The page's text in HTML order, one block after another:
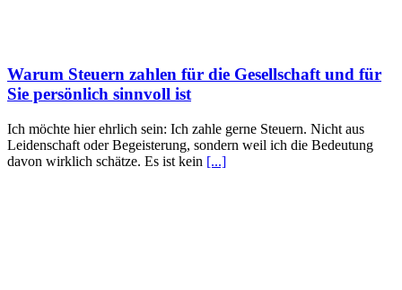
Warum Steuern zahlen für die Gesellschaft und für
Sie persönlich sinnvoll ist
Ich möchte hier ehrlich sein: Ich zahle gerne Steuern. Nicht aus
Leidenschaft oder Begeisterung, sondern weil ich die Bedeutung
davon wirklich schätze. Es ist kein [...]